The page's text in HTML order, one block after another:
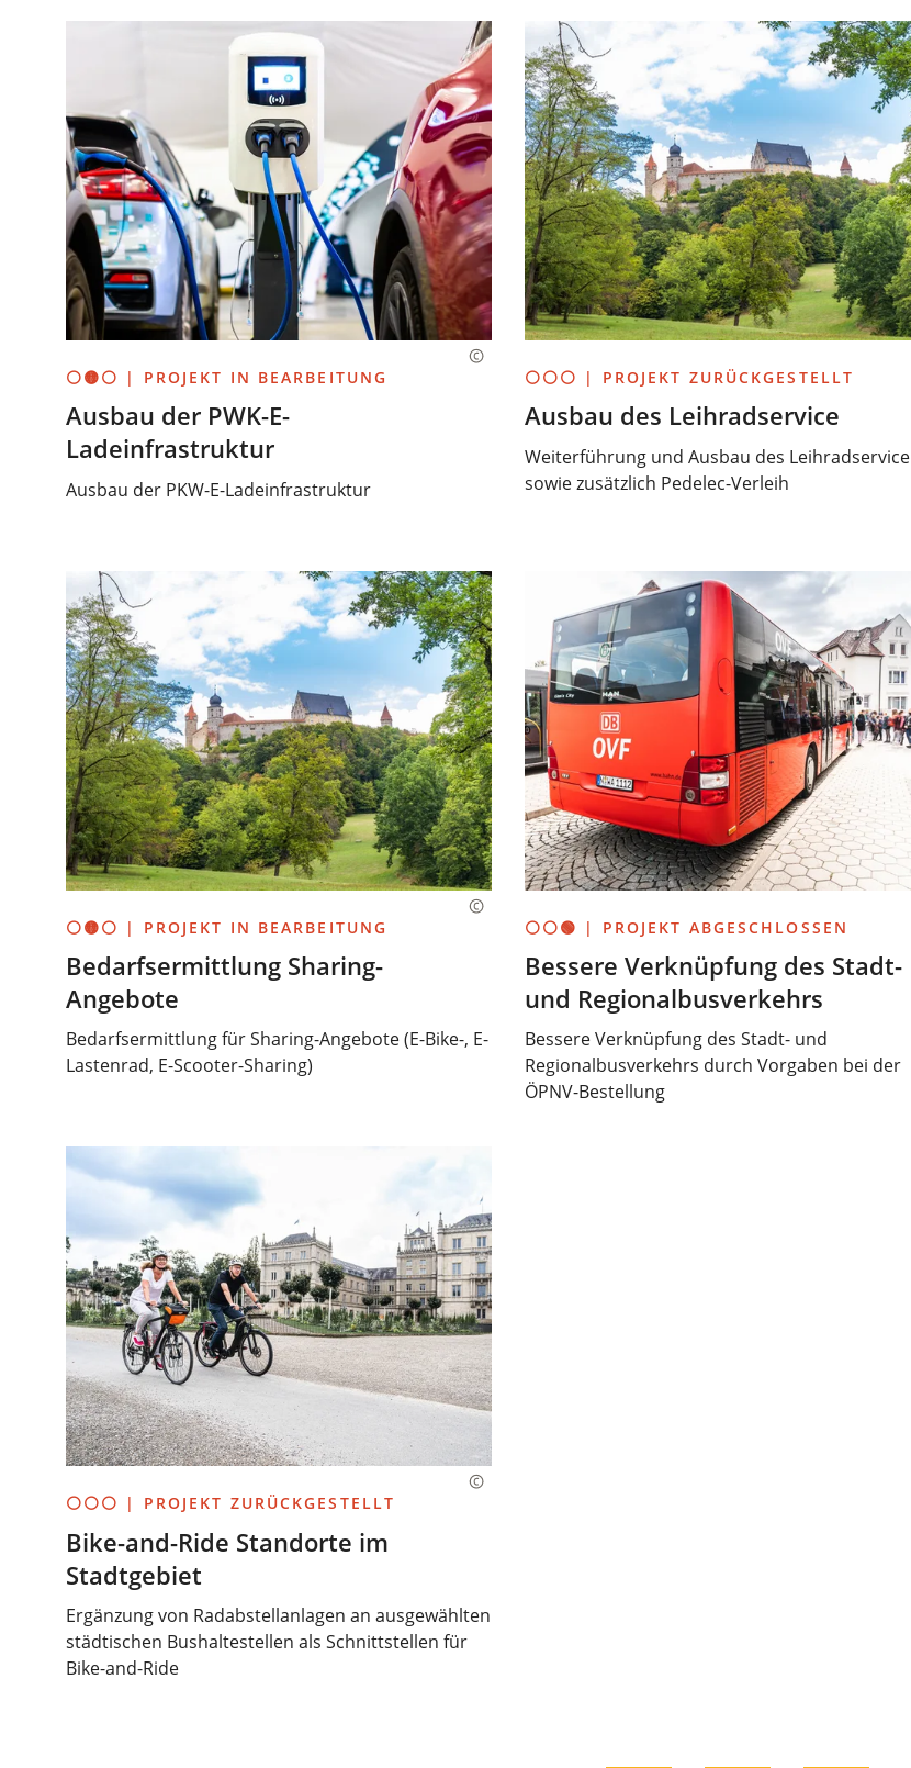
⚪🟡⚪ | PROJEKT IN BEARBEITUNG
Ausbau der PWK-E-
Ladeinfrastruktur
Ausbau der PKW-E-Ladeinfrastruktur
⚪⚪⚪ | PROJEKT ZURÜCKGESTELLT
Ausbau des Leihradservice
Weiterführung und Ausbau des Leihradservice
sowie zusätzlich Pedelec-Verleih
⚪🟡⚪ | PROJEKT IN BEARBEITUNG
Bedarfsermittlung Sharing-
Angebote
Bedarfsermittlung für Sharing-Angebote (E-Bike-, E-
Lastenrad, E-Scooter-Sharing)
⚪⚪🟢 | PROJEKT ABGESCHLOSSEN
Bessere Verknüpfung des Stadt-
und Regionalbusverkehrs
Bessere Verknüpfung des Stadt- und
Regionalbusverkehrs durch Vorgaben bei der
ÖPNV-Bestellung
⚪⚪⚪ | PROJEKT ZURÜCKGESTELLT
Bike-and-Ride Standorte im
Stadtgebiet
Ergänzung von Radabstellanlagen an ausgewählten
städtischen Bushaltestellen als Schnittstellen für
Bike-and-Ride